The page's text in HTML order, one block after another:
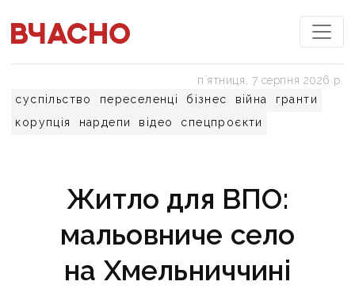
суспільство переселенці бізнес війна
гранти
корупція
нардепи відео спецпроєкти
пʼятниця, 7 серпня 2026 р.
Житло для ВПО:
мальовниче село
на Хмельниччині